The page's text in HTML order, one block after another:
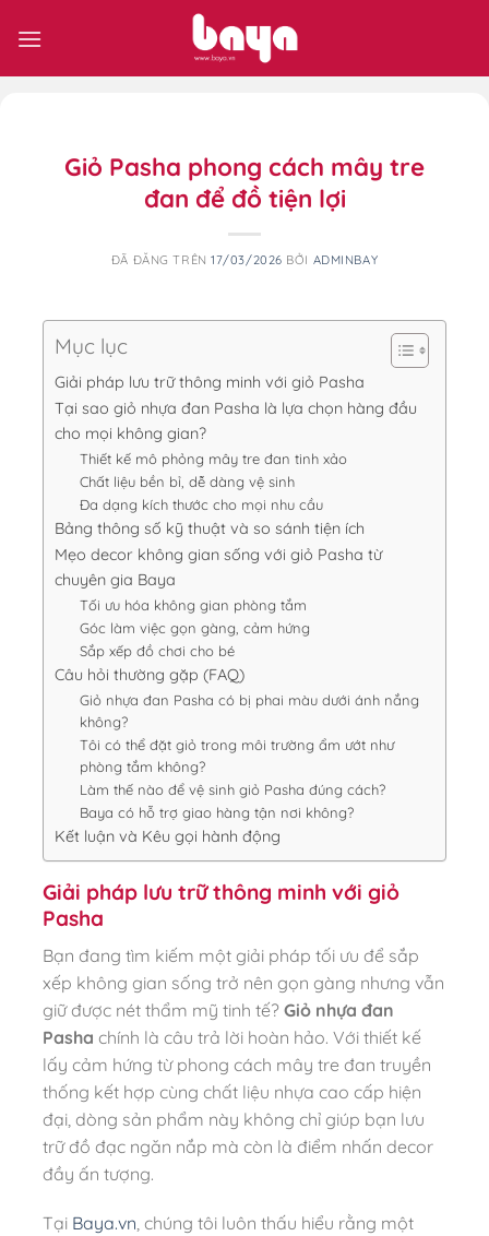
đến
Giỏ Pasha phong cách mây tre
đan để đồ tiện lợi
ĐÃ ĐĂNG TRÊN17/03/2026 BỞI ADMINBAY
Mục lục
Giải pháp lưu trữ thông minh với giỏ Pasha
Tại sao giỏ nhựa đan Pasha là lựa chọn hàng đầu
cho mọi không gian?
Thiết kế mô phỏng mây tre đan tinh xảo
Chất liệu bền bỉ, dễ dàng vệ sinh
Đa dạng kích thước cho mọi nhu cầu
Bảng thông số kỹ thuật và so sánh tiện ích
Mẹo decor không gian sống với giỏ Pasha từ
chuyên gia Baya
Tối ưu hóa không gian phòng tắm
Góc làm việc gọn gàng, cảm hứng
Sắp xếp đồ chơi cho bé
Câu hỏi thường gặp (FAQ)
Giỏ nhựa đan Pasha có bị phai màu dưới ánh nắng
không?
Tôi có thể đặt giỏ trong môi trường ẩm ướt như
phòng tắm không?
Làm thế nào để vệ sinh giỏ Pasha đúng cách?
Baya có hỗ trợ giao hàng tận nơi không?
Kết luận và Kêu gọi hành động
Giải pháp lưu trữ thông minh với giỏ
Pasha
Bạn đang tìm kiếm một giải pháp tối ưu để sắp
xếp không gian sống trở nên gọn gàng nhưng vẫn
giữ được nét thẩm mỹ tinh tế? Giỏ nhựa đan
Pasha chính là câu trả lời hoàn hảo. Với thiết kế
lấy cảm hứng từ phong cách mây tre đan truyền
thống kết hợp cùng chất liệu nhựa cao cấp hiện
đại, dòng sản phẩm này không chỉ giúp bạn lưu
trữ đồ đạc ngăn nắp mà còn là điểm nhấn decor
đầy ấn tượng.
Tại Baya.vn, chúng tôi luôn thấu hiểu rằng một